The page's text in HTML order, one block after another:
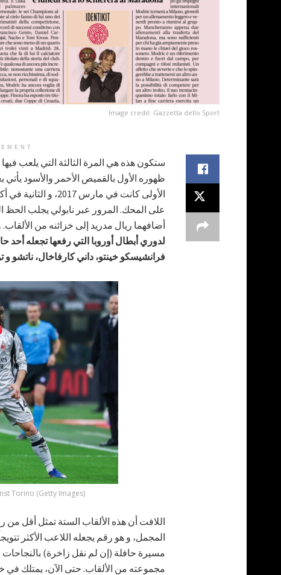
Image credit: Gazzetta dello Sport
ستكون هذه هي المرة الثالثة التي يلعب
ظهوره الأول بالقميص الأحمر والأسود يأتي
أضافهما ريال مدريد إلى خزائنه من
لدوري أبطال أوروبا التي رفعها تجعله
فرانشيسكو خينتو، داني كارفاخال، ناتشو
Torino (Getty Images)
المجمل، و هو رقم يجعله اللاعب الأكثر
مسيرة حافلة (إن لم نقل زاخرة) بالنجاحات
مجموعته من الألقاب. حتى الآن، يمتلك في